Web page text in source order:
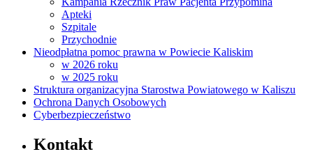
Apteki
Szpitale
Przychodnie
Nieodpłatna pomoc prawna w Powiecie Kaliskim
w 2026 roku
w 2025 roku
Struktura organizacyjna Starostwa Powiatowego w Kaliszu
Ochrona Danych Osobowych
Cyberbezpieczeństwo
Kontakt